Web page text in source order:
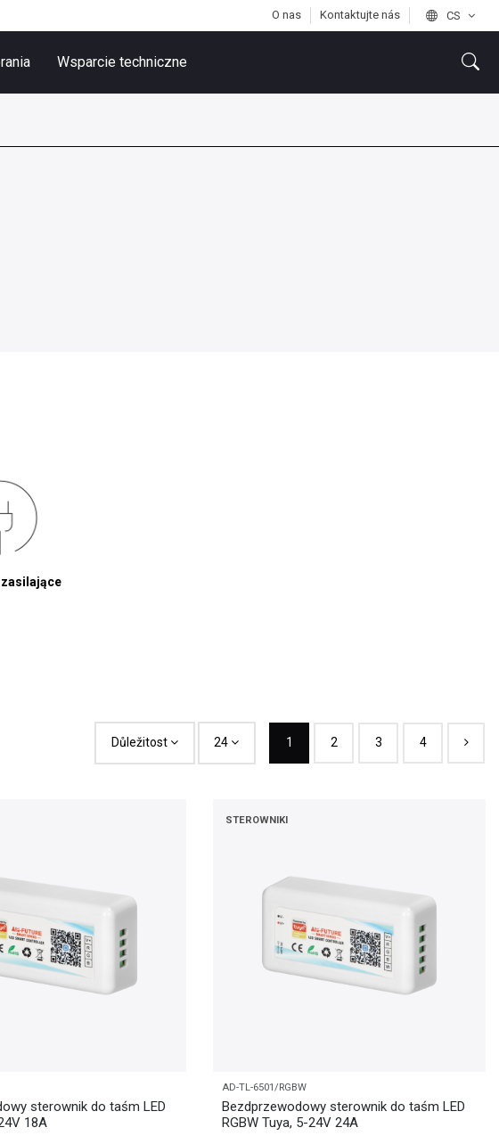
O nas Kontaktujte nás CS
Wsparcie techniczne
Důležitost 24 1 2 3 4
sterownik do taśm LED
18A
STEROWNIKI
AD-TL-6501/RGBW
Bezdprzewodowy sterownik do taśm LED
RGBW Tuya, 5-24V 24A